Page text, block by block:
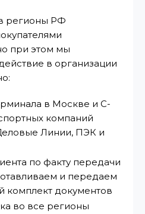
регионы РФ
при этом мы
в организации
в Москве и С-
компаний
Линии, ПЭК и
по факту передачи
и передаем
комплект документов
во все регионы